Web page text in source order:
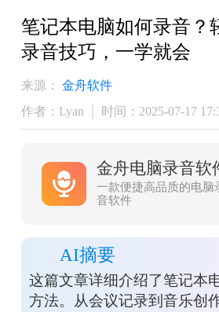
笔记本电脑如何录音？
录音技巧，一学就会
来源：
金舟软件
作者：Lyan
时间：2025-07-17
金舟电脑录音软
一款便捷高品质的电脑
音软件
AI摘要
这篇文章详细介绍了笔记本
方法。从会议记录到音乐创